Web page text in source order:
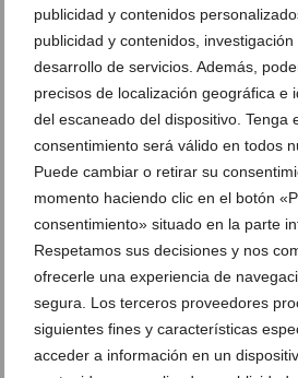
publicidad y contenidos
publicidad y contenidos,
desarrollo de servicios. Además,
precisos de localización geográfica e
del escaneado del dispositivo. Tenga
consentimiento será válido en todos
Puede cambiar o retirar su
momento haciendo clic en el botón
consentimiento» situado en la parte
Respetamos sus decisiones y nos
ofrecerle una experiencia de
segura. Los terceros proveedores
siguientes fines y características
acceder a información en un
Las claves que marcan la
brasa y una inolvidable
09 de julio de 2026